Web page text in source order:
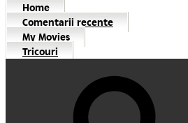
Home
Comentarii recente
My Movies
Tricouri